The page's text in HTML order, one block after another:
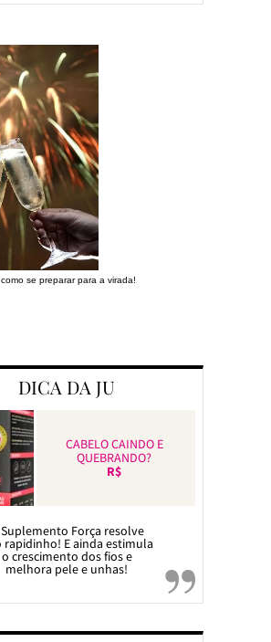
se preparar para a virada!
DICA DA JU
CABELO CAINDO E
QUEBRANDO?
R$
Suplemento Força resolve
rapidinho! E ainda estimula
o crescimento dos fios e
melhora pele e unhas!